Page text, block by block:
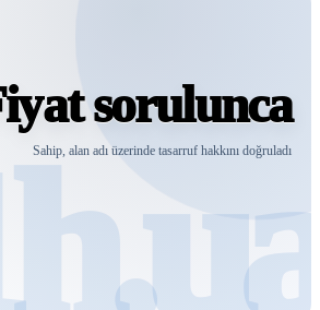
sorulunca
Sahip, alan adı üzerinde tasarruf hakkını doğruladı